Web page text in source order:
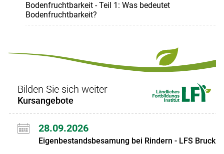
Bodenfruchtbarkeit - Teil 1: Was bedeutet
Bodenfruchtbarkeit?
Bilden Sie sich weiter
Kursangebote
28.09.2026
Eigenbestandsbesamung bei Rindern - LFS Bruck